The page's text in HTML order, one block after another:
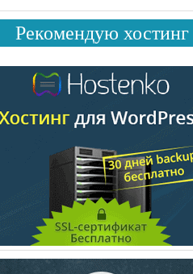
Рекомендую хостинг